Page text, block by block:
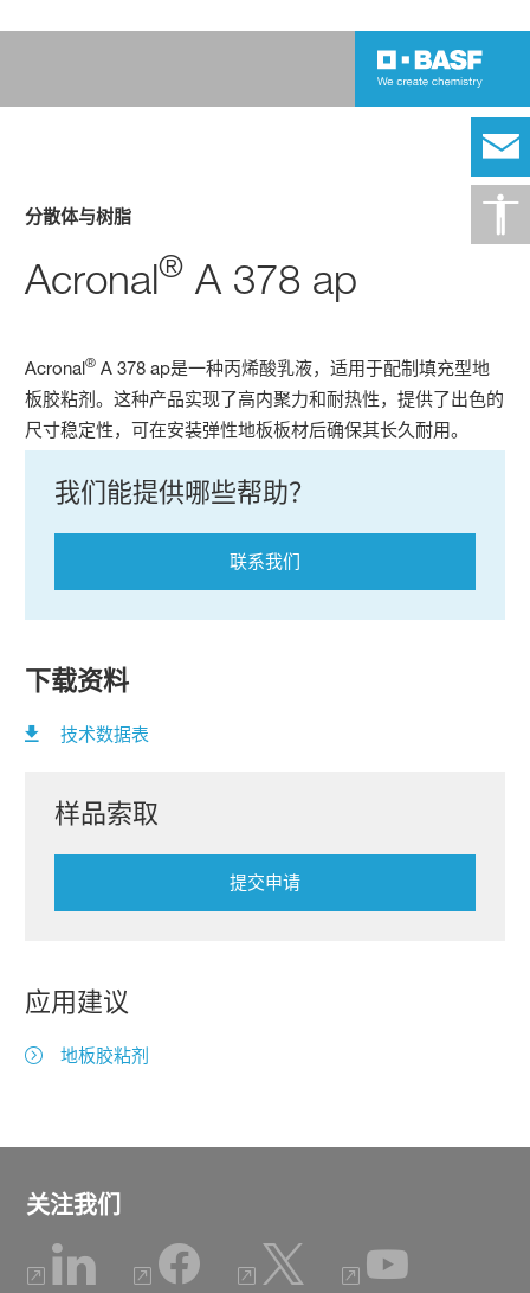
分散体与树脂
Acronal® A 378 ap
Acronal® A 378 ap是一种丙烯酸乳液，适用于配制填充型地
板胶粘剂。这种产品实现了高内聚力和耐热性，提供了出色的
尺寸稳定性，可在安装弹性地板板材后确保其长久耐用。
我们能提供哪些帮助？
联系我们
下载资料
技术数据表
样品索取
提交申请
应用建议
地板胶粘剂
关注我们